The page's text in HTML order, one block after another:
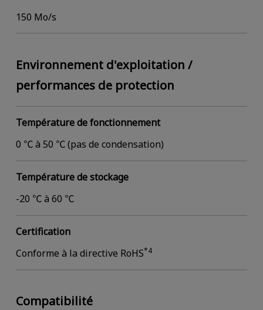
150 Mo/s
Environnement d'exploitation /
performances de protection
Température de fonctionnement
0 ℃ à 50 ℃ (pas de condensation)
Température de stockage
-20 ℃ à 60 ℃
Certification
Conforme à la directive RoHS*4
Compatibilité